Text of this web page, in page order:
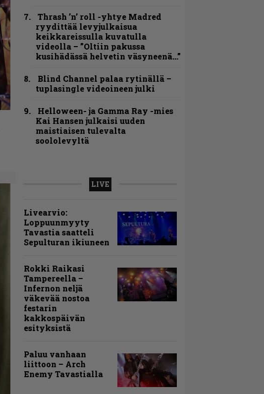
Thrash ’n’ roll -yhtye Madred
ryydittää levyjulkaisua
keikkareissulla kuvatulla
videolla – ”Oltiin pakussa
kusihädässä helvetin väsyneenä…”
Blind Channel palaa rytinällä –
tuplasingle videoineen julki
Helloween- ja Gamma Ray -mies
Kai Hansen julkaisi uuden
maistiaisen tulevalta
soololevyltä
LIVE
Livearvio:
Loppuunmyyty
Tavastia saatteli
Sepulturan ikiuneen
Rokki Raikasi
Tampereella –
Infernon neljä
väkevää nostoa
festarin
kakkospäivän
esityksistä
Paluu vanhaan
liittoon – Arch
Enemy Tavastialla